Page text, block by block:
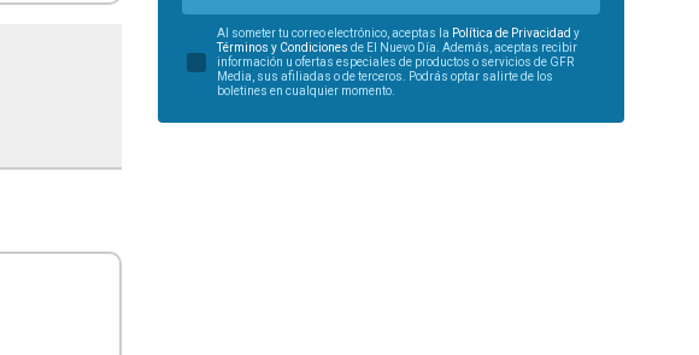
Al someter tu correo electrónico, aceptas la Política de Privacidad y
Términos y Condiciones de El Nuevo Día. Además, aceptas recibir
información u ofertas especiales de productos o servicios de GFR
Media, sus afiliadas o de terceros. Podrás optar salirte de los
boletines en cualquier momento.